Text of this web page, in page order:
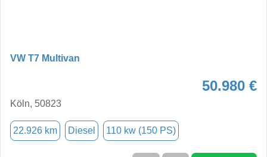
VW T7 Multivan
50.980 €
Köln, 50823
22.926 km Diesel 110 kw (150 PS)